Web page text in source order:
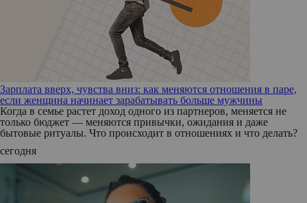
Зарплата вверх, чувства вниз: как меняются отношения в паре,
если женщина начинает зарабатывать больше мужчины
Когда в семье растет доход одного из партнеров, меняется не
только бюджет — меняются привычки, ожидания и даже
бытовые ритуалы. Что происходит в отношениях и что делать?
сегодня